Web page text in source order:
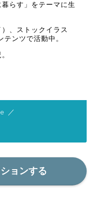
暮らす」をテーマに生
、ストックイラス
テンツで活動中。
／
ョンする